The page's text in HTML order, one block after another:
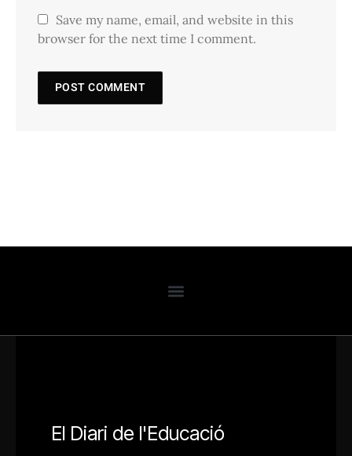
Save my name, email, and website in this
browser for the next time I comment.